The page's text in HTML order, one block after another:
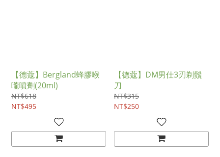
【德蔻】Bergland蜂膠喉
嚨噴劑(20ml)
NT$618
NT$495
【德蔻】DM男仕3刃剃鬚
刀
NT$315
NT$250